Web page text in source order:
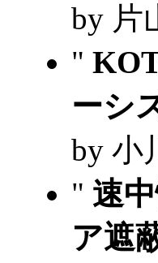
by 片
"
ーシ
by 小
" 速
ア遮